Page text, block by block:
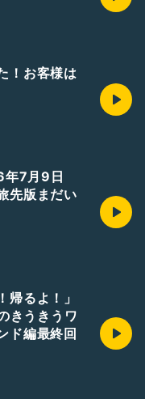
！お客様は
年7月9日
先版まだい
帰るよ！」
うきうワ
ド編最終回